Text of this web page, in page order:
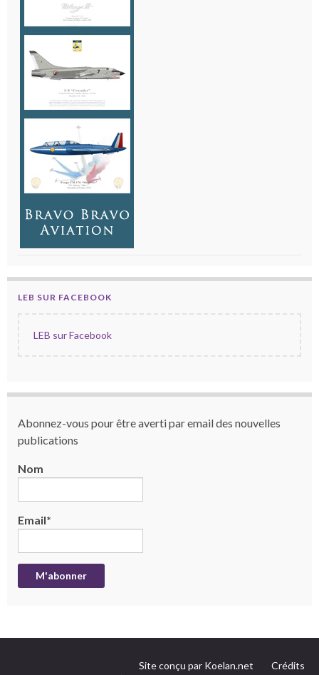
LEB SUR FACEBOOK
LEB sur Facebook
Abonnez-vous pour être averti par email des nouvelles
publications
Nom
Email*
Site conçu par Koelan.net
Crédits